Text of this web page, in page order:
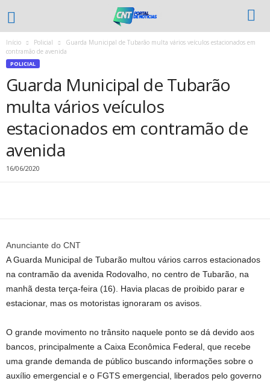
Início Policial
Guarda Municipal de Tubarão multa vários veículos estacionados em
contramão de avenida
POLICIAL
Guarda Municipal de Tubarão
multa vários veículos
estacionados em contramão de
avenida
16/06/2020
Anunciante do CNT
A Guarda Municipal de Tubarão multou vários carros estacionados
na contramão da avenida Rodovalho, no centro de Tubarão, na
manhã desta terça-feira (16). Havia placas de proibido parar e
estacionar, mas os motoristas ignoraram os avisos.
O grande movimento no trânsito naquele ponto se dá devido aos
bancos, principalmente a Caixa Econômica Federal, que recebe
uma grande demanda de público buscando informações sobre o
auxílio emergencial e o FGTS emergencial, liberados pelo governo